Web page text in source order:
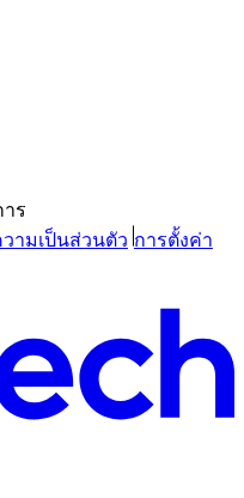
ร
ามเป็นส่วนตัว การตั้งค่า